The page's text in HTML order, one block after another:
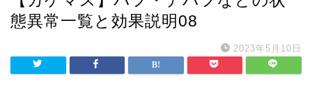
態異常一覧と効果説明08
2023年5月10日